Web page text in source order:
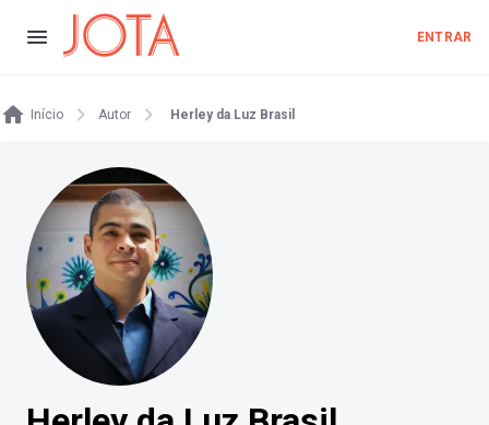
ENTRAR
Início Autor Herley da Luz Brasil